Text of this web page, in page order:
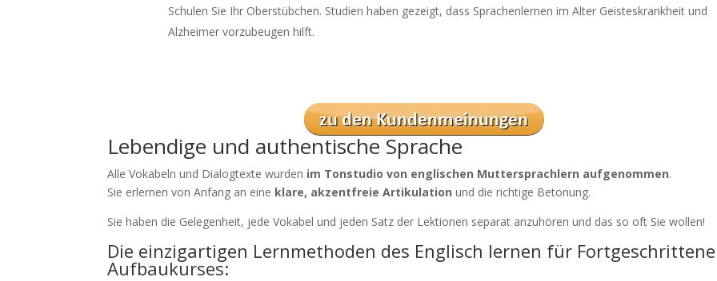
Schulen Sie Ihr Oberstübchen. Studien haben gezeigt, dass Sprachenlernen im Alter Geisteskrankheit und
Alzheimer vorzubeugen hilft.
Lebendige und authentische Sprache
Alle Vokabeln und Dialogtexte wurden im Tonstudio von englischen Muttersprachlern aufgenommen.
Sie erlernen von Anfang an eine klare, akzentfreie Artikulation und die richtige Betonung.
Sie haben die Gelegenheit, jede Vokabel und jeden Satz der Lektionen separat anzuhören und das so oft Sie wollen!
Die einzigartigen Lernmethoden des Englisch lernen für
Aufbaukurses: